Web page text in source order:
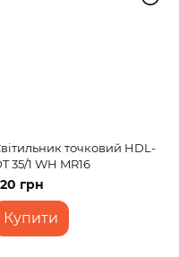
точковий HDL-
35/1 WH MR16
грн
Купити